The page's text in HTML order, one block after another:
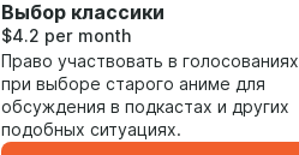
Выбор классики
$4.2 per month
Право участвовать в голосованиях
при выборе старого аниме для
обсуждения в подкастах и других
подобных ситуациях.